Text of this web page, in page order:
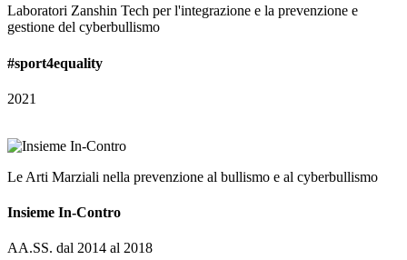
Laboratori Zanshin Tech per l'integrazione e la prevenzione e
gestione del cyberbullismo
#sport4equality
2021
Le Arti Marziali nella prevenzione al bullismo e al cyberbullismo
Insieme In-Contro
AA.SS. dal 2014 al 2018